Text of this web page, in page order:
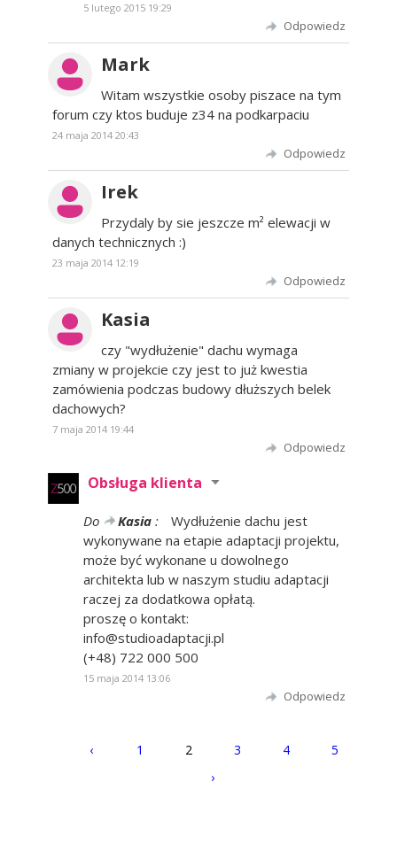
5 lutego 2015 19:29
Odpowiedz
Mark
Witam wszystkie osoby piszace na tym
forum czy ktos buduje z34 na podkarpaciu
24 maja 2014 20:43
Odpowiedz
Irek
Przydaly by sie jeszcze m² elewacji w
danych technicznych :)
23 maja 2014 12:19
Odpowiedz
Kasia
czy "wydłużenie" dachu wymaga
zmiany w projekcie czy jest to już kwestia
zamówienia podczas budowy dłuższych belek
dachowych?
7 maja 2014 19:44
Odpowiedz
Obsługa klienta
Do Kasia :
Wydłużenie dachu jest
wykonywane na etapie adaptacji projektu,
może być wykonane u dowolnego
architekta lub w naszym studiu adaptacji
raczej za dodatkowa opłatą.
proszę o kontakt:
info@studioadaptacji.pl
(+48) 722 000 500
15 maja 2014 13:06
Odpowiedz
‹ 1 2 3 4
5
›